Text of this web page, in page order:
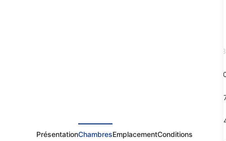
3
PrésentationChambresEmplacementConditions